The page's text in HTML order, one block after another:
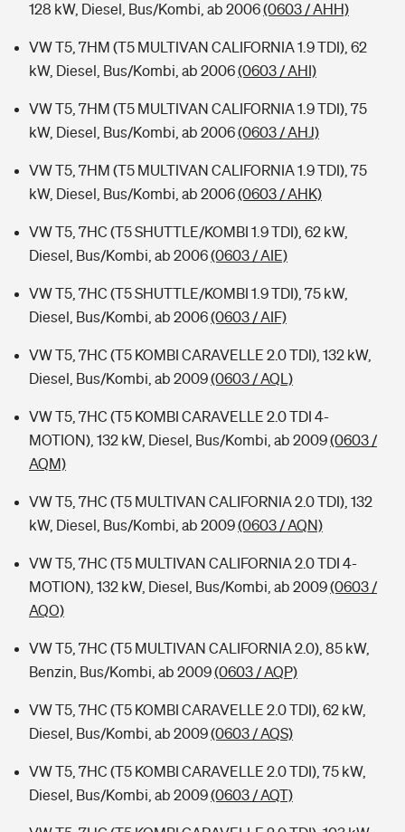
128 kW, Diesel, Bus/Kombi, ab 2006(0603 / AHH)
VW T5, 7HM (T5 MULTIVAN CALIFORNIA 1.9 TDI), 62
kW, Diesel, Bus/Kombi, ab 2006(0603 / AHI)
VW T5, 7HM (T5 MULTIVAN CALIFORNIA 1.9 TDI), 75
kW, Diesel, Bus/Kombi, ab 2006(0603 / AHJ)
VW T5, 7HM (T5 MULTIVAN CALIFORNIA 1.9 TDI), 75
kW, Diesel, Bus/Kombi, ab 2006(0603 / AHK)
VW T5, 7HC (T5 SHUTTLE/KOMBI 1.9 TDI), 62 kW,
Diesel, Bus/Kombi, ab 2006(0603 / AIE)
VW T5, 7HC (T5 SHUTTLE/KOMBI 1.9 TDI), 75 kW,
Diesel, Bus/Kombi, ab 2006(0603 / AIF)
VW T5, 7HC (T5 KOMBI CARAVELLE 2.0 TDI), 132 kW,
Diesel, Bus/Kombi, ab 2009(0603 / AQL)
VW T5, 7HC (T5 KOMBI CARAVELLE 2.0 TDI 4-
MOTION), 132 kW, Diesel, Bus/Kombi, ab 2009(0603 /
AQM)
VW T5, 7HC (T5 MULTIVAN CALIFORNIA 2.0 TDI), 132
kW, Diesel, Bus/Kombi, ab 2009(0603 / AQN)
VW T5, 7HC (T5 MULTIVAN CALIFORNIA 2.0 TDI 4-
MOTION), 132 kW, Diesel, Bus/Kombi, ab 2009(0603 /
AQO)
VW T5, 7HC (T5 MULTIVAN CALIFORNIA 2.0), 85 kW,
Benzin, Bus/Kombi, ab 2009(0603 / AQP)
VW T5, 7HC (T5 KOMBI CARAVELLE 2.0 TDI), 62 kW,
Diesel, Bus/Kombi, ab 2009(0603 / AQS)
VW T5, 7HC (T5 KOMBI CARAVELLE 2.0 TDI), 75 kW,
Diesel, Bus/Kombi, ab 2009(0603 / AQT)